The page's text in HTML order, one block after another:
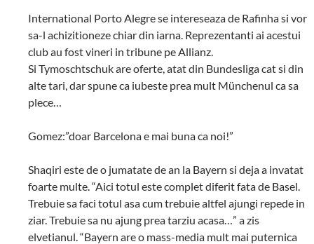
International Porto Alegre se intereseaza de Rafinha si vor
sa-l achizitioneze chiar din iarna. Reprezentanti ai acestui
club au fost vineri in tribune pe Allianz.
Si Tymoschtschuk are oferte, atat din Bundesliga cat si din
alte tari, dar spune ca iubeste prea mult Münchenul ca sa
plece…
Gomez:”doar Barcelona e mai buna ca noi!”
Shaqiri este de o jumatate de an la Bayern si deja a invatat
foarte multe. “Aici totul este complet diferit fata de Basel.
Trebuie sa faci totul asa cum trebuie altfel ajungi repede in
ziar. Trebuie sa nu ajung prea tarziu acasa…” a zis
elvetianul. “Bayern are o mass-media mult mai puternica